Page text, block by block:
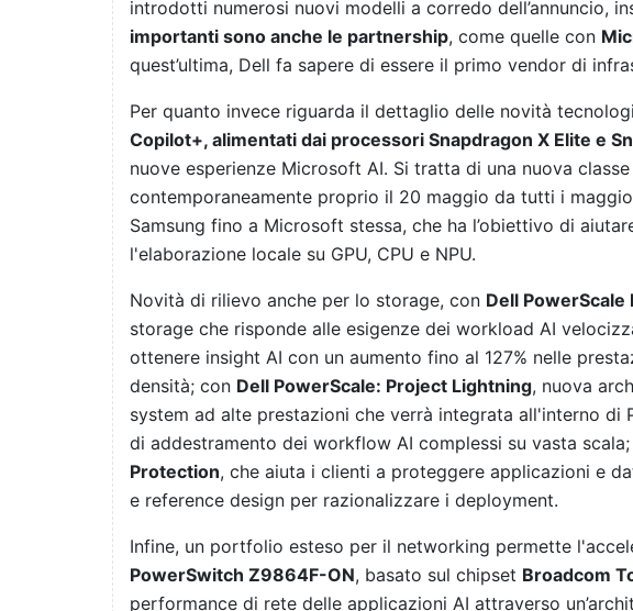
introdotti numerosi nuovi modelli a corredo dell’annuncio,
importanti sono anche le partnership, come quelle con
quest’ultima, Dell fa sapere di essere il primo vendor di
Per quanto invece riguarda il dettaglio delle novità
Copilot+, alimentati dai processori Snapdragon X Elite e
nuove esperienze Microsoft AI. Si tratta di una nuova
contemporaneamente proprio il 20 maggio da tutti i
Samsung fino a Microsoft stessa, che ha l’obiettivo di
l'elaborazione locale su GPU, CPU e NPU.
Novità di rilievo anche per lo storage, con Dell PowerScale
storage che risponde alle esigenze dei workload AI
ottenere insight AI con un aumento fino al 127% nelle
densità; con Dell PowerScale: Project Lightning, nuova
system ad alte prestazioni che verrà integrata all'interno di
di addestramento dei workflow AI complessi su vasta
Protection, che aiuta i clienti a proteggere applicazioni e
e reference design per razionalizzare i deployment.
Infine, un portfolio esteso per il networking permette
PowerSwitch Z9864F-ON, basato sul chipset Broadcom
performance di rete delle applicazioni AI attraverso